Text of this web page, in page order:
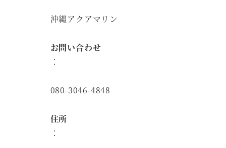
沖縄アクアマリン
お問い合わせ
：
080-3046-4848
住所
：